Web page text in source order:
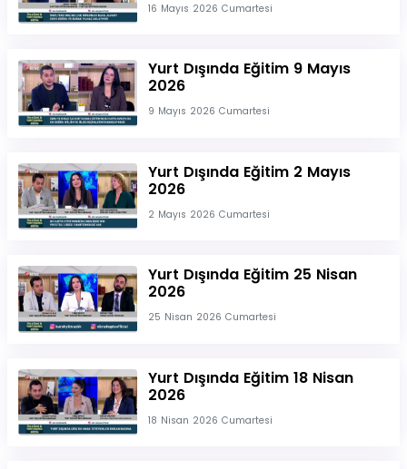
16 Mayıs 2026 Cumartesi
Yurt Dışında Eğitim 9 Mayıs
2026
9 Mayıs 2026 Cumartesi
Yurt Dışında Eğitim 2 Mayıs
2026
2 Mayıs 2026 Cumartesi
Yurt Dışında Eğitim 25 Nisan
2026
25 Nisan 2026 Cumartesi
Yurt Dışında Eğitim 18 Nisan
2026
18 Nisan 2026 Cumartesi